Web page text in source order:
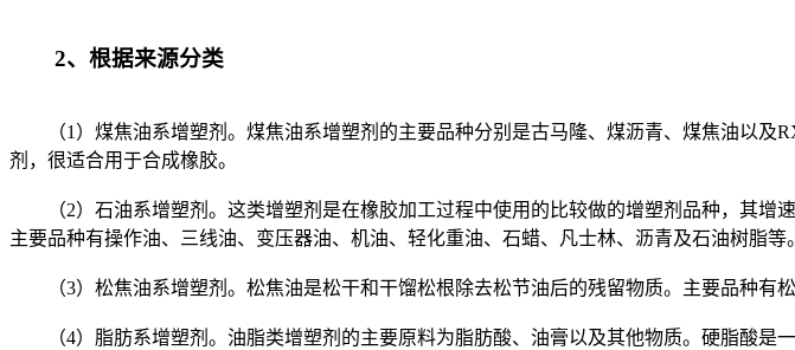
2、根据来源分类
（1）煤焦油系增塑剂。煤焦油系增塑剂的主要品种分别是古马隆、煤沥青、煤焦油以及
剂，很适合用于合成橡胶。
（2）石油系增塑剂。这类增塑剂是在橡胶加工过程中使用的比较做的增塑剂品种，其增
主要品种有操作油、三线油、变压器油、机油、轻化重油、石蜡、凡士林、沥青及石油树脂等。
（3）松焦油系增塑剂。松焦油是松干和干馏松根除去松节油后的残留物质。主要品种有
（4）脂肪系增塑剂。油脂类增塑剂的主要原料为脂肪酸、油膏以及其他物质。硬脂酸是